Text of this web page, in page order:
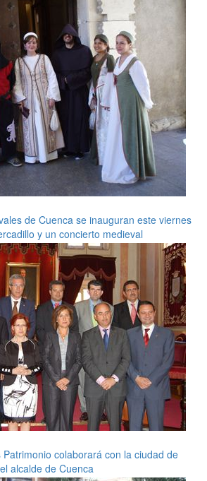
de Cuenca se inauguran este viernes
y un concierto medieval
colaborará con la ciudad de
alcalde de Cuenca